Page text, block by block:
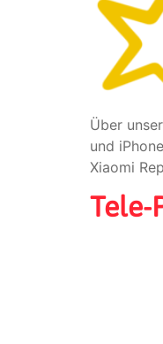
Über
und
Xiaomi
Tele-